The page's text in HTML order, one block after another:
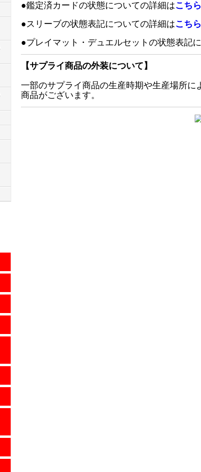
●鑑定済カードの状態についての詳細はこちら
●スリーブの状態表記についての詳細はこちら
●プレイマット・デュエルセットの状態表記
【サプライ商品の外装について】
一部のサプライ商品の生産時期や生産場所
商品がございます。